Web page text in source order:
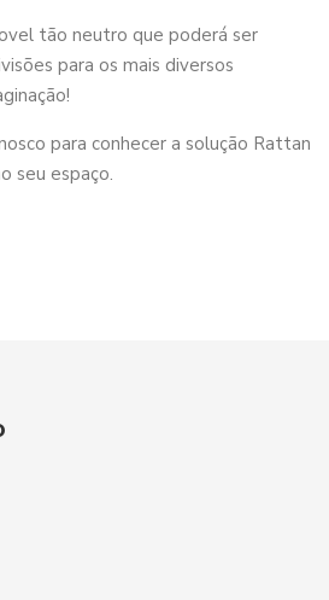
tão neutro que poderá ser
para os mais diversos
para conhecer a solução Rattan
seu espaço.